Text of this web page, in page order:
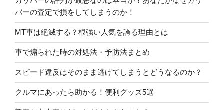
バーの査定で損をしてしまうのか！
MT車は絶滅する？根強い人気を誇る理由とは
車で煽られた時の対処法・予防法まとめ
スピード違反はそのまま逃げてしまうとどうなるのか？
クルマにあったら助かる！便利グッズ5選